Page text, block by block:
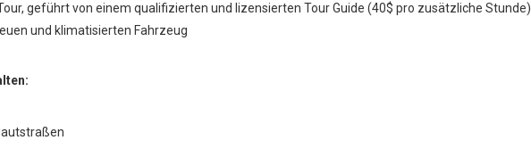
geführt von einem qualifizierten und lizensierten Tour Guide (40$ pro zusätzliche Stunde).
und klimatisierten Fahrzeug